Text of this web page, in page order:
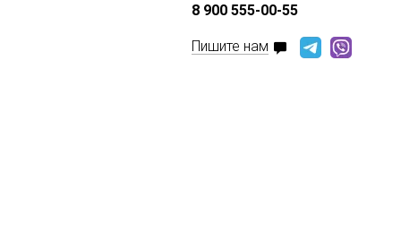
8 900 555-00-55
Пишите нам